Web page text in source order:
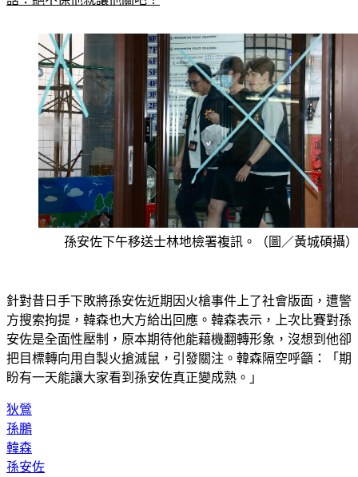
孫安佐下午移送士林地檢署複訊。（圖／黃城碩攝）
針對昔日手下敗將孫安佐近期因火槍事件上了社會版面，遭警
方搜索拘提，韓森也大方給出回應。韓森表示，上次比賽對孫
安佐是全面性壓制，原本期待他能藉機翻轉形象，沒想到他卻
把目標轉向用自製火搶滅鼠，引發關注。韓森隔空呼籲：「期
盼有一天能讓大家看到孫安佐真正變成熟。」
狄鶯
孫鵬
韓森
孫安佐